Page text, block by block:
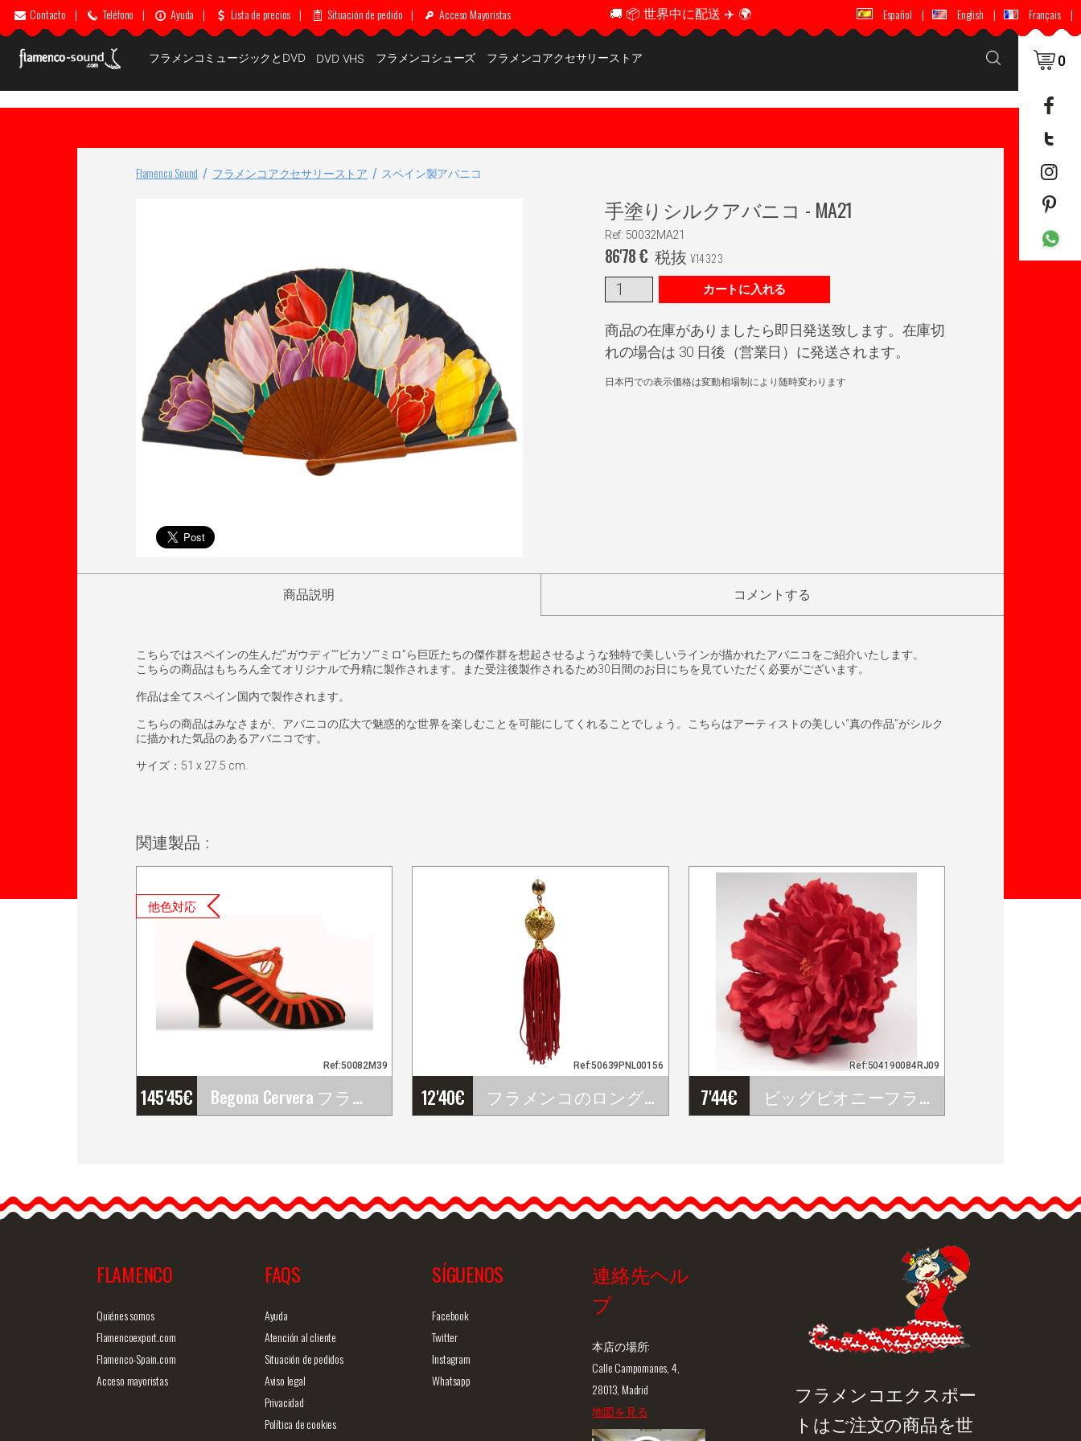
Contacto | Teléfono | Ayuda | Lista de precios | Situación de pedido | Acceso Mayoristas 🚚 📦 世界中に配送 ✈️ 🌍 🚚 📦 世界中に配送 ✈️ 🌍
Español | English | Français |
フラメンコミュージックとDVD DVD VHS フラメンコシューズ フラメンコアクセサリーストア 0
Flamenco Sound フラメンコアクセサリーストア スペイン製アバニコ
手塗りシルクアバニコ - MA21
Ref: 50032MA21
86'78€ 税抜 ¥14323
カートに入れる
商品の在庫がありましたら即日発送致します。在庫切
れの場合は 30 日後（営業日）に発送されます。
日本円での表示価格は変動相場制により随時変わります
商品説明 コメントする
こちらではスペインの生んだ“ガウディ”“ピカソ”“ミロ”ら巨匠たちの傑作群を想起させるような独特で美しいラインが描かれたアバニコをご紹介いたします。
こちらの商品はもちろん全てオリジナルで丹精に製作されます。また受注後製作されるため30日間のお日にちを見ていただく必要がございます。
作品は全てスペイン国内で製作されます。
こちらの商品はみなさまが、アバニコの広大で魅惑的な世界を楽しむことを可能にしてくれることでしょう。こちらはアーティストの美しい“真の作品”がシルク
に描かれた気品のあるアバニコです。
サイズ：51 x 27.5 cm.
関連製品 :
他色対応
145'45€ Begona Cervera フラメンコ・シューズ Primor モデル
Ref:50082M39
12'40€ フラメンコのロングイヤリング、フリンジとゴールドボール付き。ダークレッド
Ref:50639PNL00156
ルドボール付き。ダーク
レッド
seda y detalle…
クイックビュー
7'44€ ビッグピオニーフラワーパリレッドカラー。RJ09。16cm
Ref:504190084RJ09
クイックビュー
FLAMENCO
Quiénes somos
Flamencoexport.com
Flamenco-Spain.com
Acceso mayoristas
FAQS
Ayuda
Atención al cliente
Situación de pedidos
Aviso legal
Privacidad
Política de cookies
SÍGUENOS
Facebook
Twitter
Instagram
Whatsapp
連絡先ヘル
プ
本店の場所:
Calle Campomanes, 4,
28013, Madrid
地図を見る
フラメンコエクスポー
トはご注文の商品を世